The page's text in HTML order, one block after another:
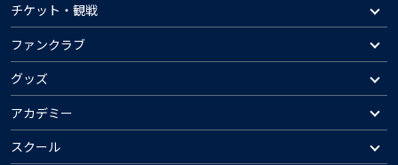
チケット・観戦
ファンクラブ
グッズ
アカデミー
スクール